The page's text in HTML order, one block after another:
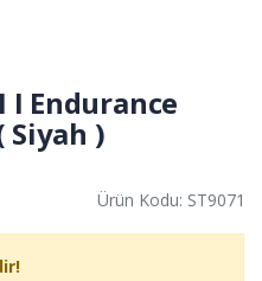
I Endurance
Siyah )
Ürün Kodu: ST9071